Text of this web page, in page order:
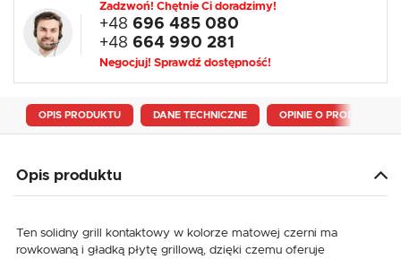
Zadzwoń! Chętnie Ci doradzimy!
+48 696 485 080
+48 664 990 281
Negocjuj! Sprawdź dostępność!
OPIS PRODUKTU DANE TECHNICZNE OPINIE O PRODUKCIE
Opis produktu
Ten solidny grill kontaktowy w kolorze matowej czerni ma
rowkowaną i gładką płytę grillową, dzięki czemu oferuje